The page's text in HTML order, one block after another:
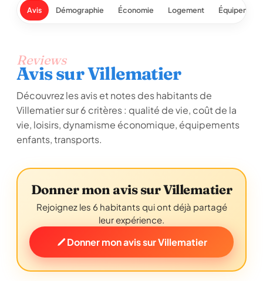
Avis Démographie Économie Logement
Reviews
Avis sur Villematier
Découvrez les avis et notes des habitants de
Villematier sur 6 critères : qualité de vie, coût de la
vie, loisirs, dynamisme économique, équipements
enfants, transports.
Donner mon avis sur Villematier
Rejoignez les 6 habitants qui ont déjà partagé
leur expérience.
Donner mon avis sur Villematier